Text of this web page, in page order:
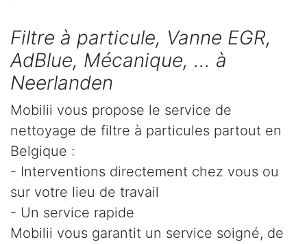
Filtre à particule, Vanne EGR,
AdBlue, Mécanique, ... à
Neerlanden
Mobilii vous propose le service de
nettoyage de filtre à particules partout en
Belgique :
- Interventions directement chez vous ou
sur votre lieu de travail
- Un service rapide
Mobilii vous garantit un service soigné, de